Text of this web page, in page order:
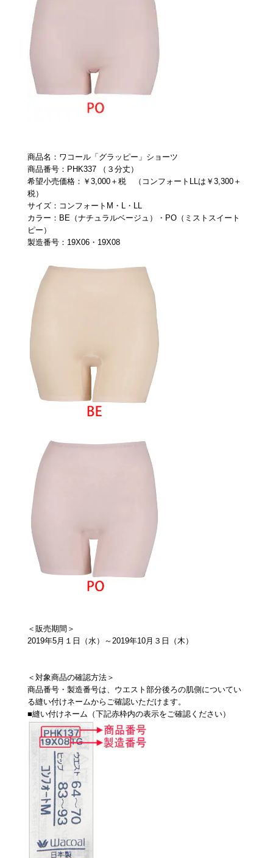
商品名：ワコール「グラッピー」ショーツ
商品番号：PHK337 （３分丈）
希望小売価格：￥3,000＋税 （コンフォートLLは￥3,300＋
税）
サイズ：コンフォートM・L・LL
カラー：BE（ナチュラルベージュ）・PO（ミストスイート
ピー）
製造番号：19X06・19X08
＜販売期間＞
2019年5月１日（水）～2019年10月３日（木）
＜対象商品の確認方法＞
商品番号・製造番号は、ウエスト部分後ろの肌側についてい
る縫い付けネームからご確認いただけます。
■縫い付けネーム（下記赤枠内の表示をご確認ください）